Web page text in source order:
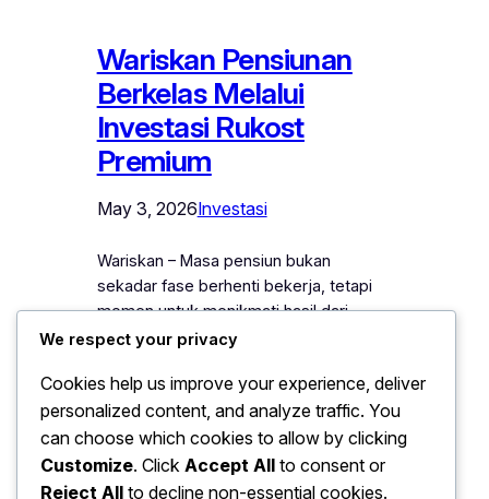
Wariskan Pensiunan
Berkelas Melalui
Investasi Rukost
Premium
May 3, 2026Investasi
Wariskan – Masa pensiun bukan
sekadar fase berhenti bekerja, tetapi
momen untuk menikmati hasil dari
perjalanan panjang yang telah dilalui.
kesiapan finansial yang cukup untuk
menjalani masa tersebut dengan
tenang. Di sinilah pentingnya
membangun aset sejak dini—bukan
hanya untuk diri sendiri, tetapi juga
We respect your privacy
Cookies help us improve your experience, deliver
personalized content, and analyze traffic. You
can choose which cookies to allow by clicking
Customize. Click Accept All to consent or
Reject All to decline non-essential cookies.